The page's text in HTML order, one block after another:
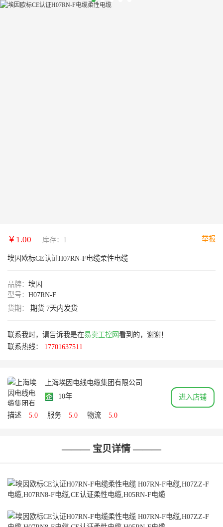
￥1.00 库存：1 举报
埃因欧标CE认证H07RN-F电缆柔性电缆
品牌： 埃因
型号： H07RN-F
货期：
期货 7天内发货
联系我时，请告诉我是在易卖工控网看到的，谢谢！
联系热线： 17701637511
上海埃因电线电缆集团有限公司
10年
描述 5.0 服务 5.0 物流 5.0
进入店铺
——— 宝贝详情 ———